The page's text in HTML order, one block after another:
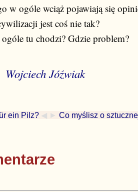
w ogóle wciąż pojawiają się
jest coś nie tak?
tu chodzi? Gdzie problem?
Wojciech Jóźwiak
ein Pilz? ◀ ► Co myślisz o